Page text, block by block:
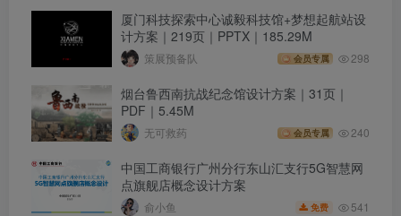
厦门科技探索中心诚毅科技馆+梦想起航站设
计方案｜219页｜PPTX｜185.29M
策展预备队 会员专属 298
烟台鲁西南抗战纪念馆设计方案｜31页｜
PDF｜5.45M
无可救药 会员专属 240
中国工商银行广州分行东山汇支行5G智慧网
点旗舰店概念设计方案
俞小鱼 免费 541